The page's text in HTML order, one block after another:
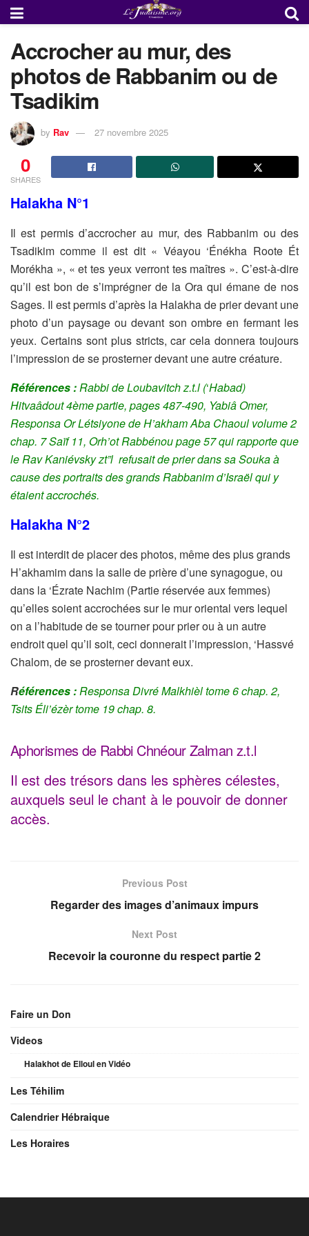
Accrocher au mur, des
photos de Rabbanim ou de
Tsadikim
by Rav 27 novembre 2025
0
SHARES
Halakha N°1
Il est permis d’accrocher au mur, des Rabbanim ou des
Tsadikim comme il est dit « Véayou ‘Énékha Roote Ét
Morékha », « et tes yeux verront tes maîtres ». C’est-à-dire
qu’il est bon de s’imprégner de la Ora qui émane de nos
Sages. Il est permis d’après la Halakha de prier devant une
photo d’un paysage ou devant son ombre en fermant les
yeux. Certains sont plus stricts, car cela donnera toujours
l’impression de se prosterner devant une autre créature.
Références :Rabbi de Loubavitch z.t.l (‘Habad)
Hitvaâdout 4ème partie, pages 487-490, Yabiâ Omer,
Responsa Or Létsiyone de H’akham Aba Chaoul volume 2
chap. 7 Saïf 11, Orh’ot Rabbénou page 57 qui rapporte que
le Rav Kaniévsky zt”l refusait de prier dans sa Souka à
cause des portraits des grands Rabbanim d’Israël qui y
étaient accrochés.
Halakha N°2
Il est interdit de placer des photos, même des plus grands
H’akhamim dans la salle de prière d’une synagogue, ou
dans la ‘Ézrate Nachim (Partie réservée aux femmes)
qu’elles soient accrochées sur le mur oriental vers lequel
on a l’habitude de se tourner pour prier ou à un autre
endroit quel qu’il soit, ceci donnerait l’impression, ‘Hassvé
Chalom, de se prosterner devant eux.
Références :Responsa Divré Malkhièl tome 6 chap. 2,
Tsits Éli’ézèr tome 19 chap. 8.
Aphorismes de Rabbi Chnéour Zalman z.t.l
Il est des trésors dans les sphères célestes,
auxquels seul le chant à le pouvoir de donner
accès.
Previous Post
Regarder des images d’animaux impurs
Next Post
Recevoir la couronne du respect partie 2️
Faire un Don
Videos
Halakhot de Elloul en Vidéo
Les Téhilim
Calendrier Hébraique
Les Horaires